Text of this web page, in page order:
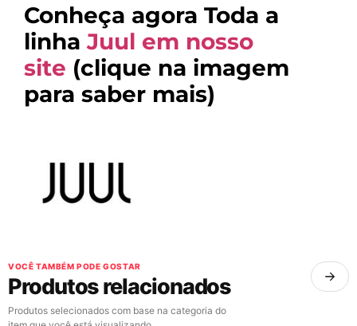
Conheça agora Toda a
linhaJuul em nosso
site (clique na imagem
para saber mais)
VOCÊ TAMBÉM PODE GOSTAR
Produtos relacionados
Produtos selecionados com base na categoria do